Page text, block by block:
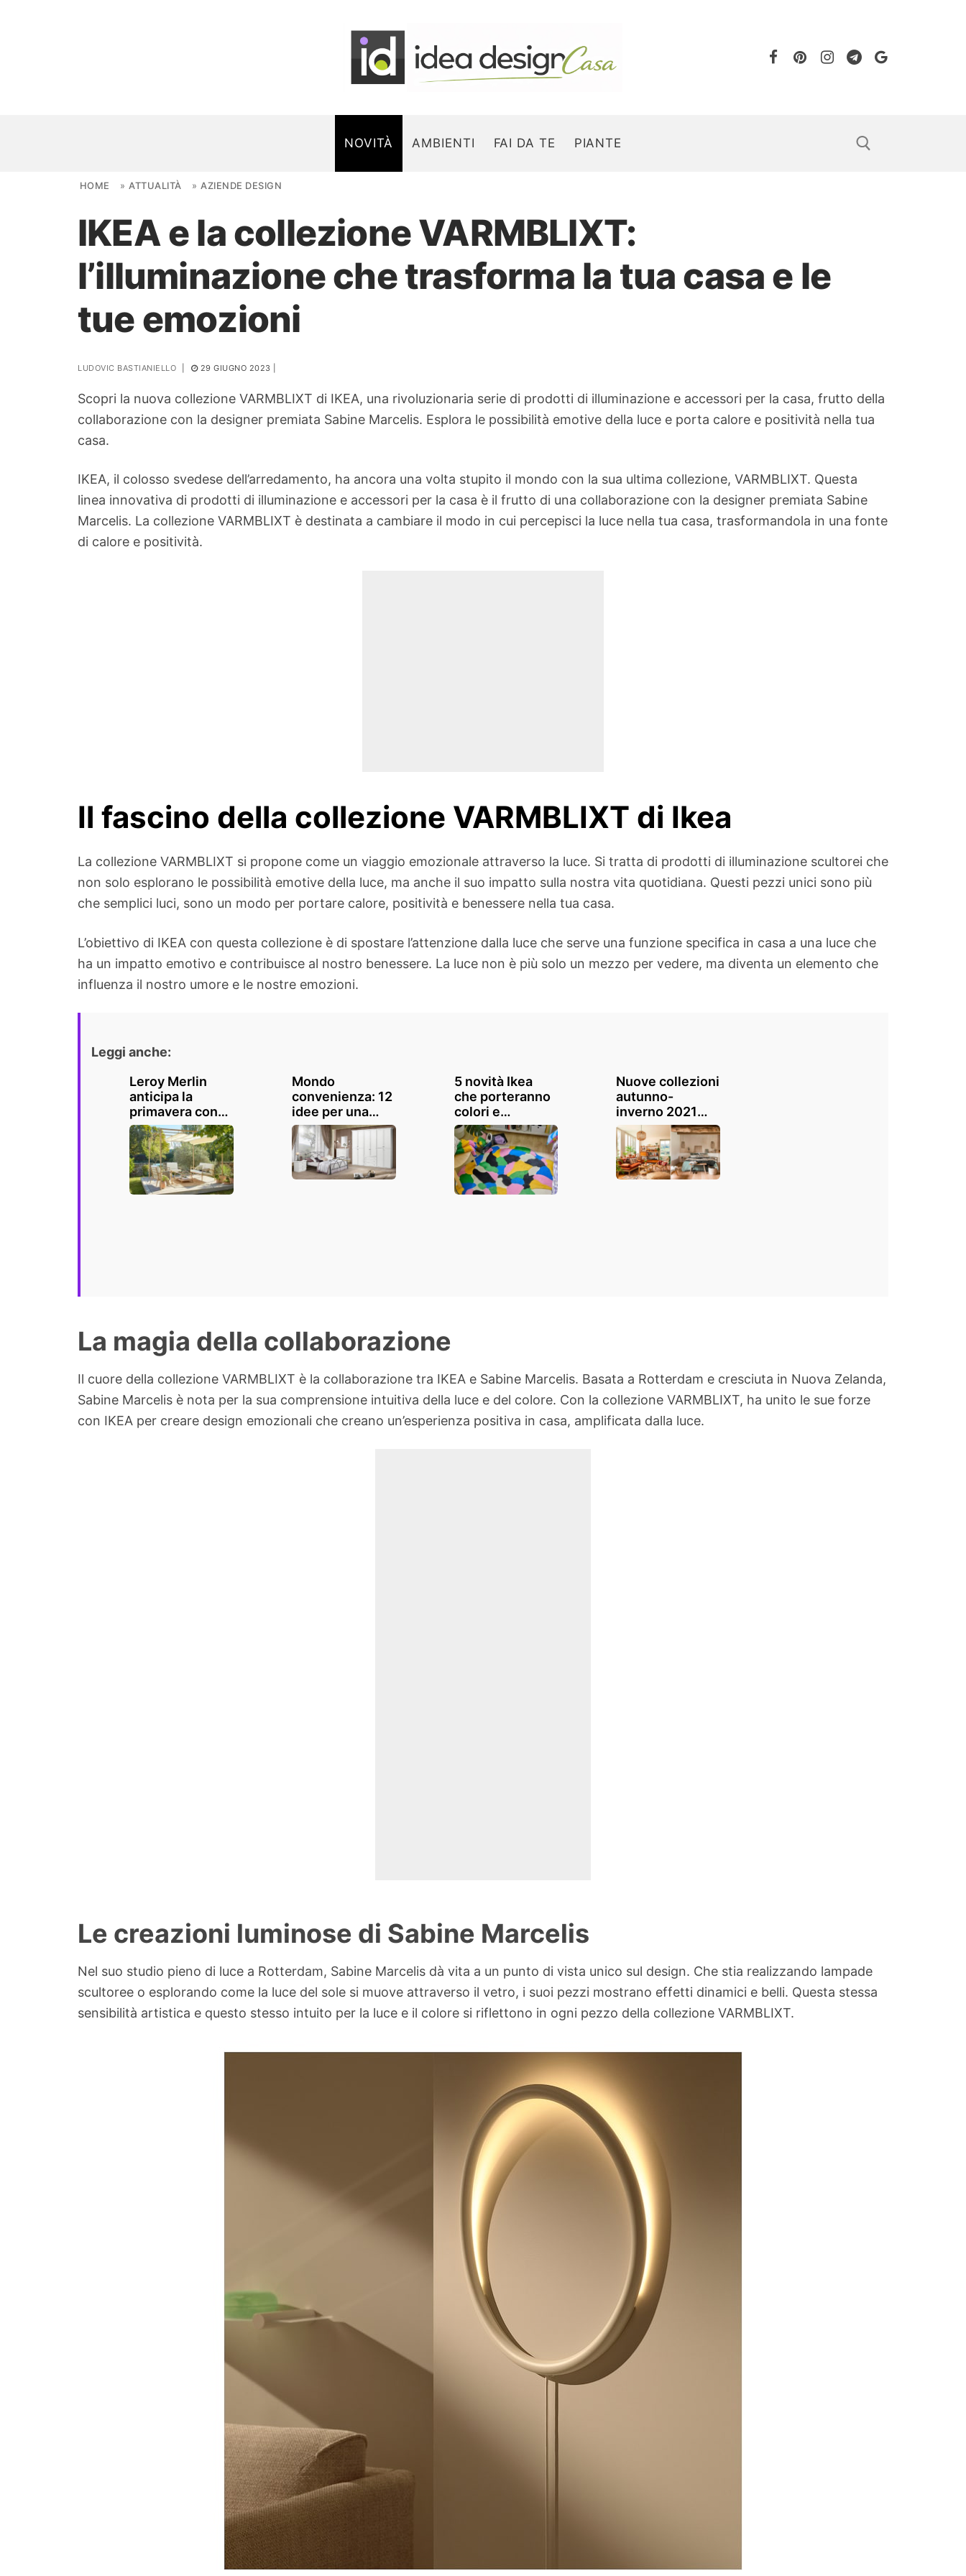
NOVITÀ AMBIENTI FAI DA TE PIANTE
Search for:
NOVITÀ
AMBIENTI
FAI DA TE
PIANTE
Ortaggio
HOME » ATTUALITÀ » AZIENDE DESIGN
IKEA e la collezione VARMBLIXT:
l’illuminazione che trasforma la tua casa e le
tue emozioni
LUDOVIC BASTIANIELLO 29 GIUGNO 2023
Scopri la nuova collezione VARMBLIXT di IKEA, una rivoluzionaria serie di prodotti di illuminazione e accessori per la casa, frutto della
collaborazione con la designer premiata Sabine Marcelis. Esplora le possibilità emotive della luce e porta calore e positività nella tua
casa.
IKEA, il colosso svedese dell’arredamento, ha ancora una volta stupito il mondo con la sua ultima collezione, VARMBLIXT. Questa
linea innovativa di prodotti di illuminazione e accessori per la casa è il frutto di una collaborazione con la designer premiata Sabine
Marcelis. La collezione VARMBLIXT è destinata a cambiare il modo in cui percepisci la luce nella tua casa, trasformandola in una fonte
di calore e positività.
Il fascino della collezione VARMBLIXT di Ikea
La collezione VARMBLIXT si propone come un viaggio emozionale attraverso la luce. Si tratta di prodotti di illuminazione scultorei che
non solo esplorano le possibilità emotive della luce, ma anche il suo impatto sulla nostra vita quotidiana. Questi pezzi unici sono più
che semplici luci, sono un modo per portare calore, positività e benessere nella tua casa.
L’obiettivo di IKEA con questa collezione è di spostare l’attenzione dalla luce che serve una funzione specifica in casa a una luce che
ha un impatto emotivo e contribuisce al nostro benessere. La luce non è più solo un mezzo per vedere, ma diventa un elemento che
influenza il nostro umore e le nostre emozioni.
Leggi anche:
Leroy Merlin
anticipa la
primavera con
SCONTI fino al
30%: ecco le
offerte per
l'outdoor
Mondo
convenienza: 12
idee per una
camera da letto
design
5 novità Ikea
che porteranno
colori e
un'ondata di
buon umore
nella tua casa
Nuove collezioni
autunno-
inverno 2021
Maisons du
Monde:
lasciatevi
ispirare
La magia della collaborazione
Il cuore della collezione VARMBLIXT è la collaborazione tra IKEA e Sabine Marcelis. Basata a Rotterdam e cresciuta in Nuova Zelanda,
Sabine Marcelis è nota per la sua comprensione intuitiva della luce e del colore. Con la collezione VARMBLIXT, ha unito le sue forze
con IKEA per creare design emozionali che creano un’esperienza positiva in casa, amplificata dalla luce.
Le creazioni luminose di Sabine Marcelis
Nel suo studio pieno di luce a Rotterdam, Sabine Marcelis dà vita a un punto di vista unico sul design. Che stia realizzando lampade
scultoree o esplorando come la luce del sole si muove attraverso il vetro, i suoi pezzi mostrano effetti dinamici e belli. Questa stessa
sensibilità artistica e questo stesso intuito per la luce e il colore si riflettono in ogni pezzo della collezione VARMBLIXT.